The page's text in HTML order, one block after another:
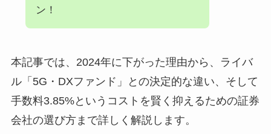
ン！
本記事では、2024年に下がった理由から、ライバ
ル「5G・DXファンド」との決定的な違い、そして
手数料3.85%というコストを賢く抑えるための証券
会社の選び方まで詳しく解説します。